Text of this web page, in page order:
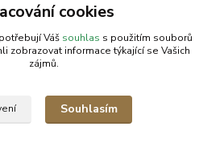
cookies
Váš souhlas s použitím souborů
zobrazovat informace týkající se Vašich
zájmů.
Souhlasím